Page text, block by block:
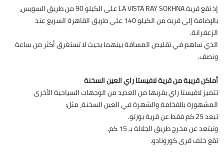
إذ تقع قرية LA VISTA RAY SOKHNA على الكيلو 90 من طريق السويس،
بالإضافة إلى قربه من الكيلو 140 على طريق القاهرة السريع عند
الزعفرانة.
الذي ساهم في تقليص المسافة بينهما بحيث لا تستغرق أكثر من ساعة
ونصف.
أماكن قريبة من قرية لافيستا راي العين السخنة
تتميز لافيستا راي بقربها من العديد من الوجهات السياحية الأخرى
المشهورة بالفخامة والشهرة في العين السخنة، مثل:
تبعد 25 كم فقط عن قرية بورتو.
وتبتعد عن مخرج طريق الجلالة بـ 15 كم.
تقع خلف قرى كورونادو.